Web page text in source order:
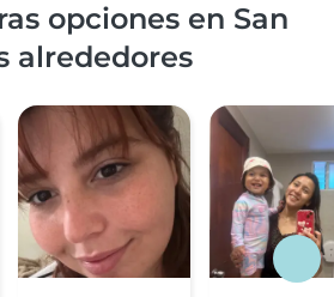
opciones en San
alrededores